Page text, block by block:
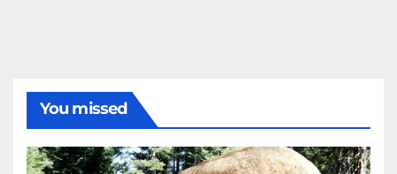
You missed